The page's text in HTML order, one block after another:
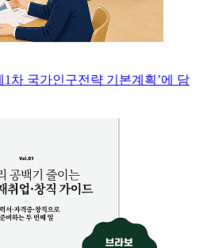
1차 국가인구전략 기본계획’에 담